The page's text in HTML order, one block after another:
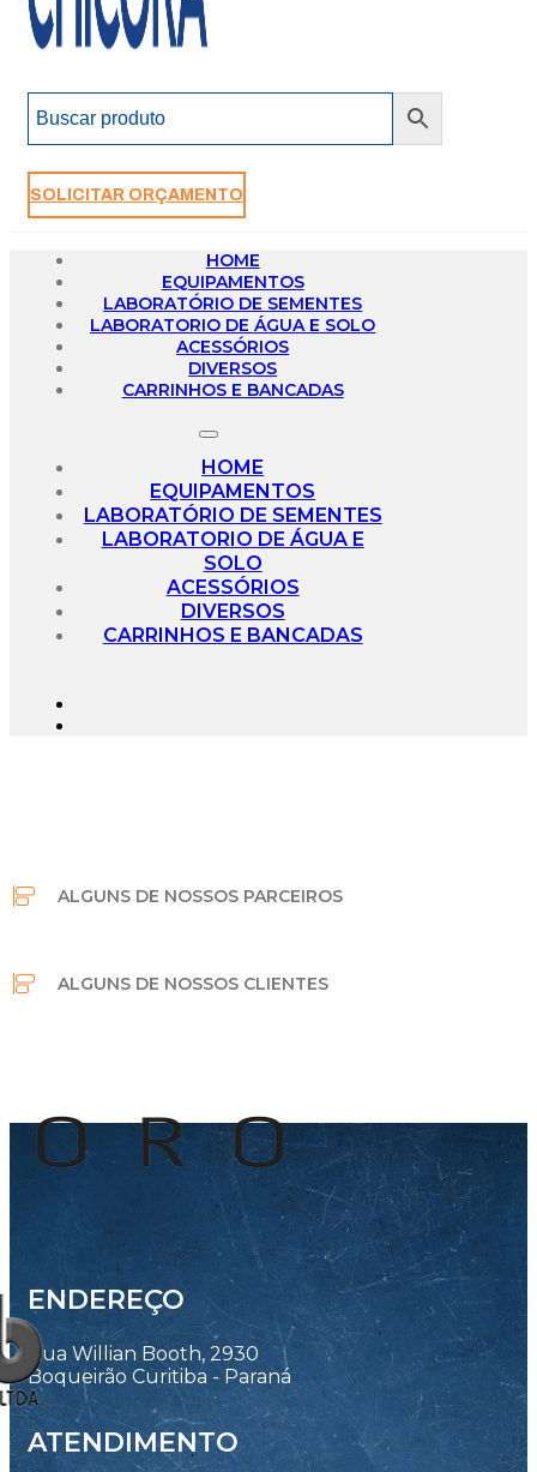
SOLICITAR ORÇAMENTO
HOME
EQUIPAMENTOS
LABORATÓRIO DE SEMENTES
LABORATORIO DE ÁGUA E SOLO
ACESSÓRIOS
DIVERSOS
CARRINHOS E BANCADAS
HOME
EQUIPAMENTOS
LABORATÓRIO DE SEMENTES
LABORATORIO DE ÁGUA E
SOLO
ACESSÓRIOS
DIVERSOS
CARRINHOS E BANCADAS
ALGUNS DE NOSSOS PARCEIROS
ALGUNS DE NOSSOS CLIENTES
ENDEREÇO
Rua Willian Booth, 2930
Boqueirão Curitiba - Paraná
ATENDIMENTO